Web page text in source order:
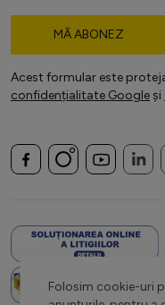
Folosim cookie-uri
MĂ ABONEZ
Acest formular este
confidențialitate Google și